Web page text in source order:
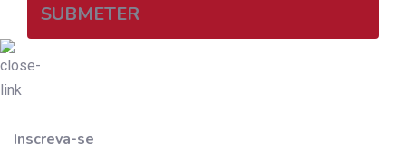
SUBMETER
Inscreva-se